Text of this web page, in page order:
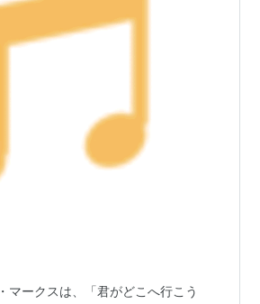
マークスは、「君がどこへ行こう